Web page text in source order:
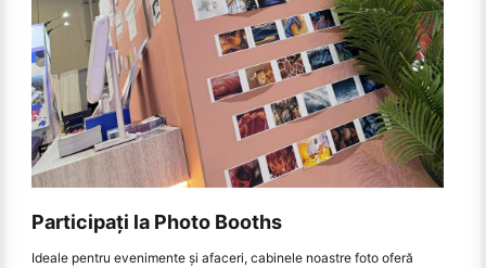
Participați la Photo Booths
Ideale pentru evenimente și afaceri, cabinele noastre foto oferă